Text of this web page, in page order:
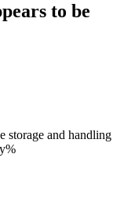
to be
storage and handling